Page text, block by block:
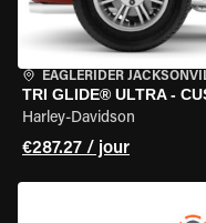
EAGLERIDER
TRI GLIDE® ULTRA -
Harley-Davidson
€287.27 / jour